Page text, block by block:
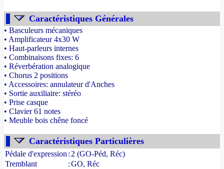
Caractéristiques Générales
• Basculeurs mécaniques
• Amplificateur 4x30 W
• Haut-parleurs internes
• Combinaisons fixes: 6
• Réverbération analogique
• Chorus 2 positions
• Accessoires: annulateur d'Anches
• Sortie auxiliaire: stéréo
• Prise casque
• Clavier 61 notes
• Meuble bois chêne foncé
Caractéristiques Particulières
Pédale d'expression : 2 (GO-Péd, Réc)
Tremblant
:GO, Réc